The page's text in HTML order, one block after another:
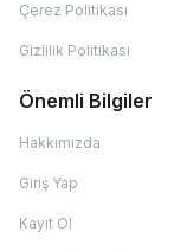
Çerez Politikası
Gizlilik Politikası
Önemli Bilgiler
Hakkımızda
Giriş Yap
Kayıt Ol